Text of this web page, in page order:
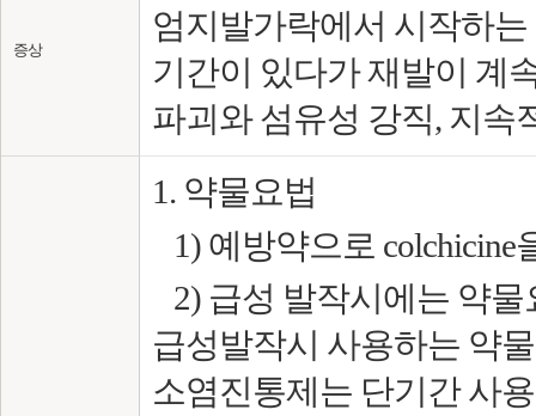
증상
엄지발가락에서 시작하는
기간이 있다가 재발이 계
파괴와 섬유성 강직, 지속
1. 약물요법
1) 예방약으로 colchicine
2) 급성 발작시에는 약
급성발작시 사용하는 약
소염진통제는 단기간 사